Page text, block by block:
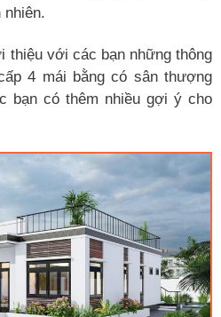
nhiên.
thiệu với các bạn những thông
4 mái bằng có sân thượng
bạn có thêm nhiều gợi ý cho